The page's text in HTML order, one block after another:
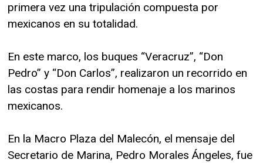
primera vez una tripulación compuesta por
mexicanos en su totalidad.
En este marco, los buques “Veracruz”, “Don
Pedro” y “Don Carlos”, realizaron un recorrido en
las costas para rendir homenaje a los marinos
mexicanos.
En la Macro Plaza del Malecón, el mensaje del
Secretario de Marina, Pedro Morales Ángeles, fue